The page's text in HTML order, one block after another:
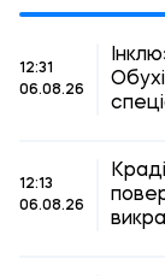
12:31
06.08.26
12:13
06.08.26